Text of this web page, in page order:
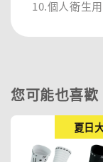
10.個人衛生
您可能也喜歡
夏日